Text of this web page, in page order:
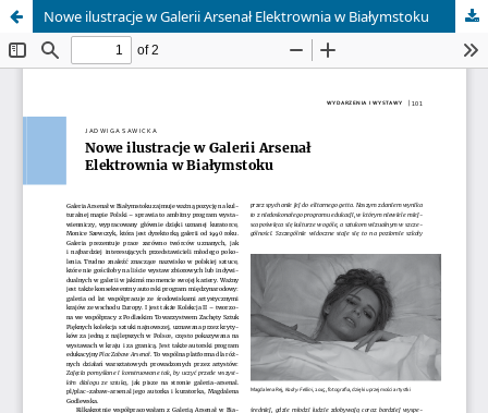
Nowe ilustracje w Galerii Arsenał Elektrownia w Białymstoku